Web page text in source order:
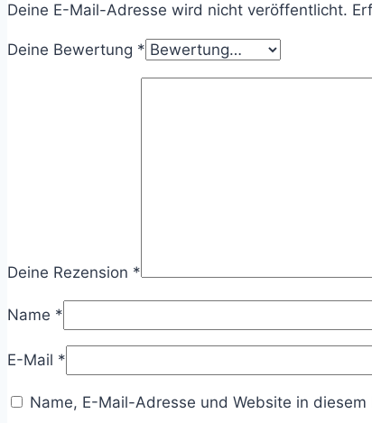
Deine E-Mail-Adresse wird nicht veröffentlicht.
Deine Bewertung *
Deine Rezension *
Name *
E-Mail *
Name, E-Mail-Adresse und Website in